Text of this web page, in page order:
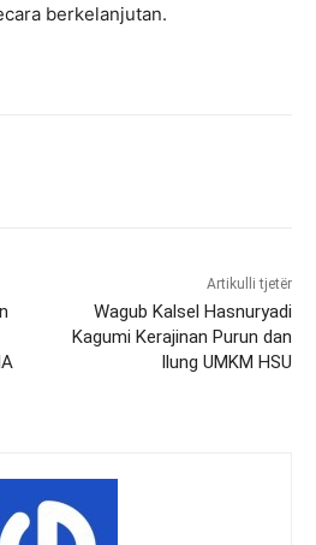
berkelanjutan.
Artikulli tjetër
Wagub Kalsel Hasnuryadi
Kagumi Kerajinan Purun dan
Ilung UMKM HSU